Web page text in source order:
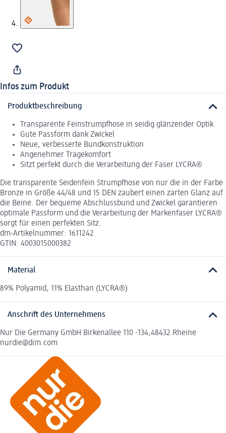
Infos zum Produkt
Produktbeschreibung
Transparente Feinstrumpfhose in seidig glänzender Optik
Gute Passform dank Zwickel
Neue, verbesserte Bundkonstruktion
Angenehmer Tragekomfort
Sitzt perfekt durch die Verarbeitung der Faser LYCRA®
Die transparente Seidenfein Strumpfhose von nur die in der Farbe
Bronze in Größe 44/48 und 15 DEN zaubert einen zarten Glanz auf
die Beine. Der bequeme Abschlussbund und Zwickel garantieren
optimale Passform und die Verarbeitung der Markenfaser LYCRA®
sorgt für einen perfekten Sitz.
dm-Artikelnummer: 1611242
GTIN: 4003015000382
Material
89% Polyamid, 11% Elasthan (LYCRA®)
Anschrift des Unternehmens
Nur Die Germany GmbH Birkenallee 110 -134,48432 Rheine
nurdie@dim.com